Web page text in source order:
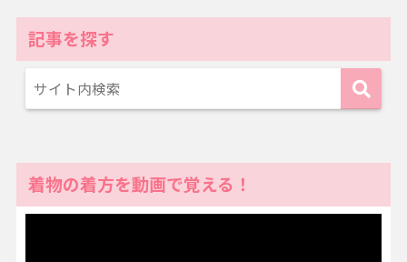
記事を探す
着物の着方を動画で覚える！